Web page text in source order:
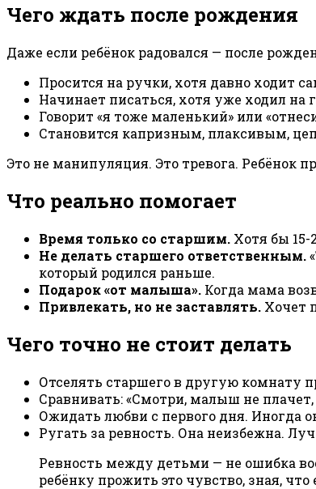
Чего ждать после рождения
Даже если ребёнок радовался — после
Просится на ручки, хотя давно ходит
Начинает писаться, хотя уже ходил на
Говорит «я тоже маленький» или
Становится капризным, плаксивым,
Это не манипуляция. Это тревога. Ребёнок
Что реально помогает
Время только со старшим. Хотя бы 15-
Не делать старшего ответственным.
который родился раньше.
Подарок «от малыша». Когда мама
Привлекать, но не заставлять. Хочет
Чего точно не стоит делать
Отселять старшего в другую комнату
Сравнивать: «Смотри, малыш не плачет,
Ожидать любви с первого дня. Иногда
Ругать за ревность. Она неизбежна.
Ревность между детьми — не ошибка
ребёнку прожить это чувство, зная,